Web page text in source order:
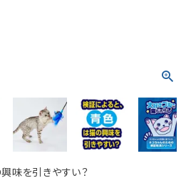
味を引きやすい？